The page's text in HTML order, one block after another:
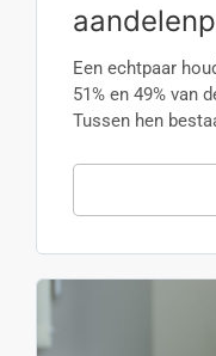
Een echtpaar
51% en 49% van
Tussen hen